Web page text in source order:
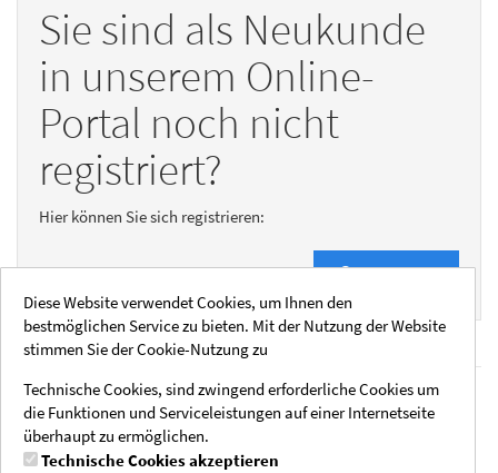
Sie sind als Neukunde
in unserem Online-
Portal noch nicht
registriert?
Hier können Sie sich registrieren:
Registrieren
Rechtliche Hinweise
Impressum
AGB
Social Media
Instagram
Diese Website verwendet Cookies, um Ihnen den
bestmöglichen Service zu bieten. Mit der Nutzung der Website
stimmen Sie der Cookie-Nutzung zu
Technische Cookies, sind zwingend erforderliche Cookies um
die Funktionen und Serviceleistungen auf einer Internetseite
überhaupt zu ermöglichen.
Technische Cookies akzeptieren